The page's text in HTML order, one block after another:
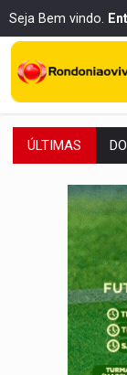
Seja Bem vindo.
ÚLTIMAS